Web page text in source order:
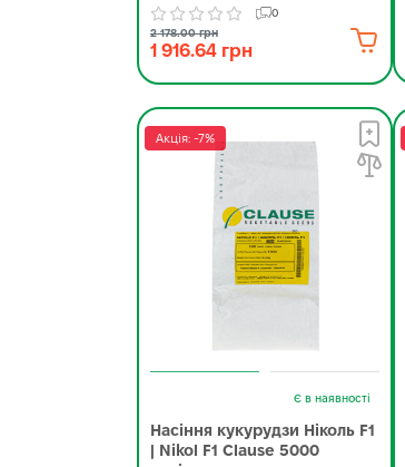
0
2 178.00 грн
1 916.64 грн
Акція: -7%
Є в наявності
Насіння кукурудзи Ніколь F1
| Nikol F1 Clause 5000